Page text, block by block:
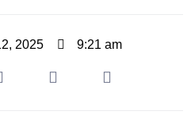
2025 9:21 am